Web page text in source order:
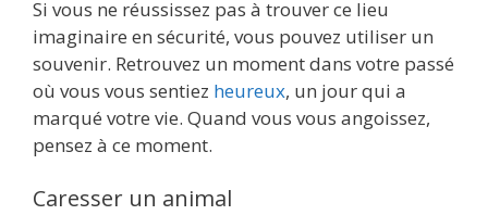
Si vous ne réussissez pas à trouver ce lieu
imaginaire en sécurité, vous pouvez utiliser un
souvenir. Retrouvez un moment dans votre passé
où vous vous sentiez heureux, un jour qui a
marqué votre vie. Quand vous vous angoissez,
pensez à ce moment.
Caresser un animal